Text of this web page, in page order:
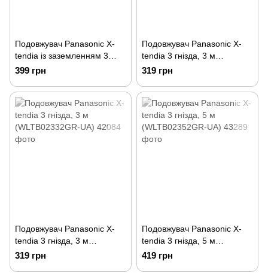
Подовжувач Panasonic X-
tendia із заземленням 3
гнізда, 3 м (WLTB04332BL-
399 грн
Подовжувач Panasonic X-
tendia 3 гнізда, 3 м
(WLTB02332BL-UA)
319 грн
Подовжувач Panasonic X-
tendia 3 гнізда, 3 м
(WLTB02332GR-UA)
319 грн
Подовжувач Panasonic X-
tendia 3 гнізда, 5 м
(WLTB02352GR-UA)
419 грн